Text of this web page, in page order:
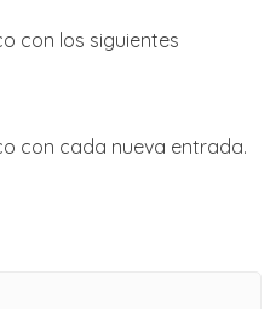
con los siguientes
con cada nueva entrada.